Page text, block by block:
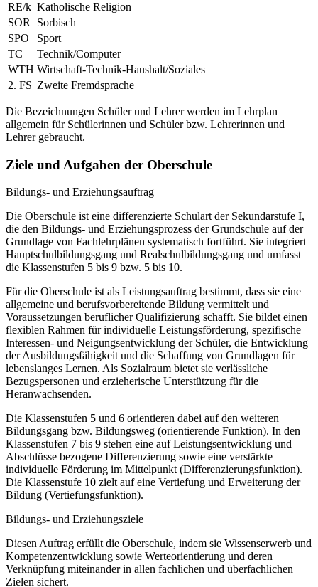
RE/k Katholische Religion
SOR
Sorbisch
SPO
Sport
TC
Technik/Computer
WTH Wirtschaft-Technik-Haushalt/Soziales
2. FS Zweite Fremdsprache
Die Bezeichnungen Schüler und Lehrer werden im Lehrplan
allgemein für Schülerinnen und Schüler bzw. Lehrerinnen und
Lehrer gebraucht.
Ziele und Aufgaben der Oberschule
Bildungs- und Erziehungsauftrag
Die Oberschule ist eine differenzierte Schulart der Sekundarstufe I,
die den Bildungs- und Erziehungsprozess der Grundschule auf der
Grundlage von Fachlehrplänen systematisch fortführt. Sie integriert
Hauptschulbildungsgang und Realschulbildungsgang und umfasst
die Klassenstufen 5 bis 9 bzw. 5 bis 10.
Für die Oberschule ist als Leistungsauftrag bestimmt, dass sie eine
allgemeine und berufsvorbereitende Bildung vermittelt und
Voraussetzungen beruflicher Qualifizierung schafft. Sie bildet einen
flexiblen Rahmen für individuelle Leistungsförderung, spezifische
Interessen- und Neigungsentwicklung der Schüler, die Entwicklung
der Ausbildungsfähigkeit und die Schaffung von Grundlagen für
lebenslanges Lernen. Als Sozialraum bietet sie verlässliche
Bezugspersonen und erzieherische Unterstützung für die
Heranwachsenden.
Die Klassenstufen 5 und 6 orientieren dabei auf den weiteren
Bildungsgang bzw. Bildungsweg (orientierende Funktion). In den
Klassenstufen 7 bis 9 stehen eine auf Leistungsentwicklung und
Abschlüsse bezogene Differenzierung sowie eine verstärkte
individuelle Förderung im Mittelpunkt (Differenzierungsfunktion).
Die Klassenstufe 10 zielt auf eine Vertiefung und Erweiterung der
Bildung (Vertiefungsfunktion).
Bildungs- und Erziehungsziele
Diesen Auftrag erfüllt die Oberschule, indem sie Wissenserwerb und
Kompetenzentwicklung sowie Werteorientierung und deren
Verknüpfung miteinander in allen fachlichen und überfachlichen
Zielen sichert.